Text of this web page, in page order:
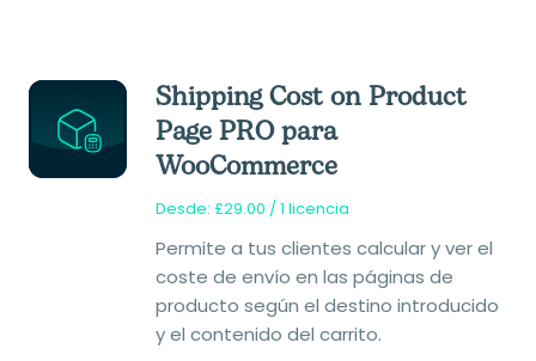
Shipping Cost on Product
Page PRO para
WooCommerce
Desde: £29.00 / 1 licencia
Permite a tus clientes calcular y ver el
coste de envío en las páginas de
producto según el destino introducido
y el contenido del carrito.